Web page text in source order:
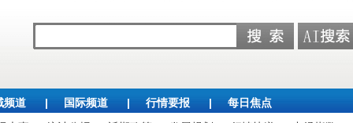
频道 | 国际频道 | 行情要报 |
每日焦点